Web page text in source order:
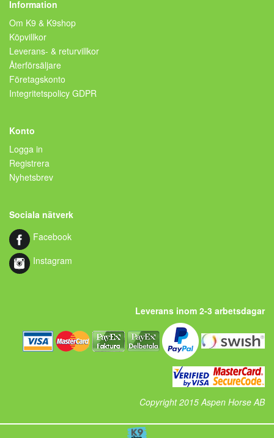
Information
Om K9 & K9shop
Köpvillkor
Leverans- & returvillkor
Återförsäljare
Företagskonto
Integritetspolicy GDPR
Konto
Logga in
Registrera
Nyhetsbrev
Sociala nätverk
Facebook
Instagram
Leverans inom 2-3 arbetsdagar
Copyright 2015 Aspen Horse AB